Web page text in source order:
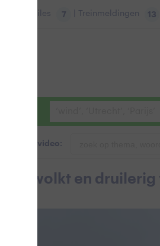
Files 7 | Treinmeldingen 13
in foto & video:
bewolkt en